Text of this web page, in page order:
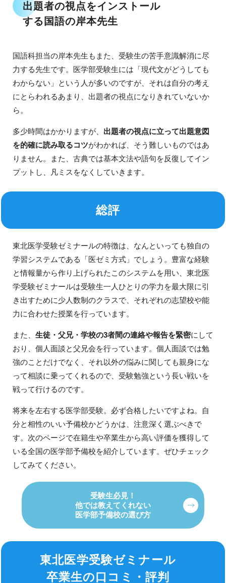
出題者の視点をインストール
する国語の岸本先生
国語科担当の岸本先生もまた、受験生の苦手意識解消に尽
力する先生です。医学部受験生には「現代文がどうしても
わからない」という人が多いのですが、それは自分の考え
にとらわれるあまり、出題者の視点になりきれていないか
ら。
多少時間はかかりますが、 出題者の視点に立って出題意図
を的確に読み取るコツがわかれば、そう難しいものではあ
りません。また、古典では基本文法や語句を反復してイン
プットし、凡ミスをなくしていきます。
総評
東北医学受験ゼミナールの特徴は、なんといっても独自の
学習システムである「医ゼミ方式」でしょう。豊富な経験
と情報量から作り上げられたこのシステムを用い、東北医
学受験ゼミナールは受験生一人ひとりの学力を最大限に引
き出すために少人数制のクラスで、それぞれの志望校や能
力に合わせた授業を行っています。
また、 生徒・父兄・学校の3者間の連絡や報告を緊密にして
おり、個人面談と父兄会を行っています。個人面談では勉
強のことだけでなく、それ以外の悩みに関しても親身にな
って相談に乗ってくれるので、受験勉強という長い戦いを
戦って行けるのです。
将来を左右する医学部受験。必ず合格したいですよね。自
分と相性のいい予備校かどうかは、注意深く選ぶべきで
す。次のページで在籍生や卒業生から高い評価を獲得して
いる全国の医学部予備校を紹介しています。ぜひチェック
してみてください。
受験生必見！
他では教えてくれない
医学部予備校の選び方
東北医学受験ゼミナール
卒業生の口コミ・評判